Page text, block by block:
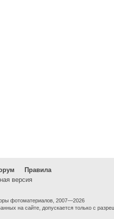
Правила
версия
фотоматериалов, 2007—2026
на сайте, допускается только с